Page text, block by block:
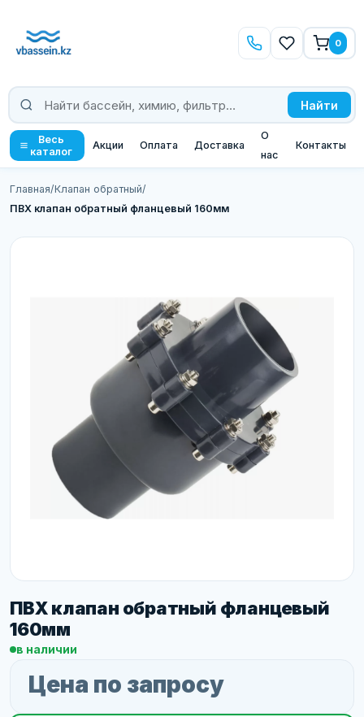
Найти
0
Весь
каталог
Акции Оплата Доставка
О
нас
Контакты
Главная/Клапан обратный/
ПВХ клапан обратный фланцевый 160мм
ПВХ клапан обратный фланцевый
160мм
в наличии
Цена по запросу